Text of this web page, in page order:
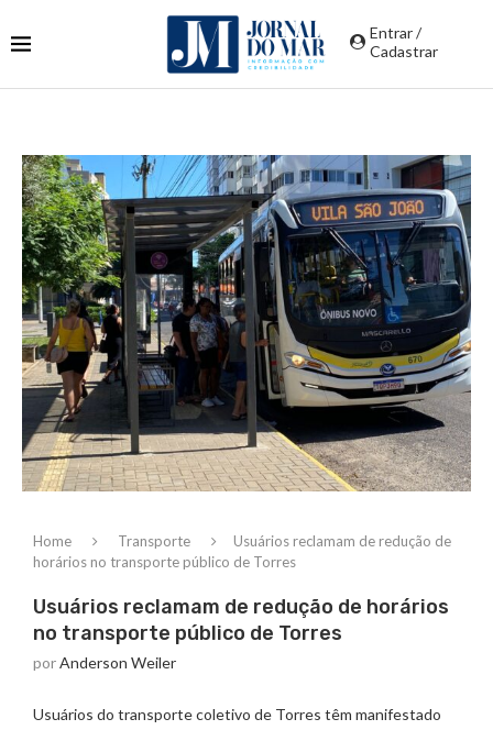
Entrar /
Cadastrar
Home Transporte
Usuários reclamam de redução de
horários no transporte público de Torres
Usuários reclamam de redução de horários
no transporte público de Torres
porAnderson Weiler
Usuários do transporte coletivo de Torres têm manifestado